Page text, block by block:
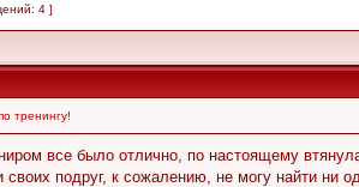
4 ]
тренингу!
все было отлично, по настоящему
своих подруг, к сожалению, не могу найти